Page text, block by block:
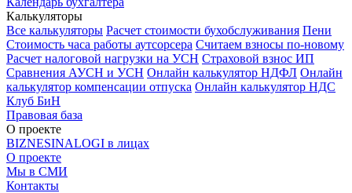
Калькуляторы
Все калькуляторы Расчет стоимости бухобслуживания Пени
Стоимость часа работы аутсорсера Считаем взносы по-новому
Расчет налоговой нагрузки на УСН Страховой взнос ИП
Сравнения АУСН и УСН Онлайн калькулятор НДФЛ Онлайн
калькулятор компенсации отпуска Онлайн калькулятор НДС
Клуб БиН
Правовая база
О проекте
BIZNESINALOGI в лицах
О проекте
Мы в СМИ
Контакты